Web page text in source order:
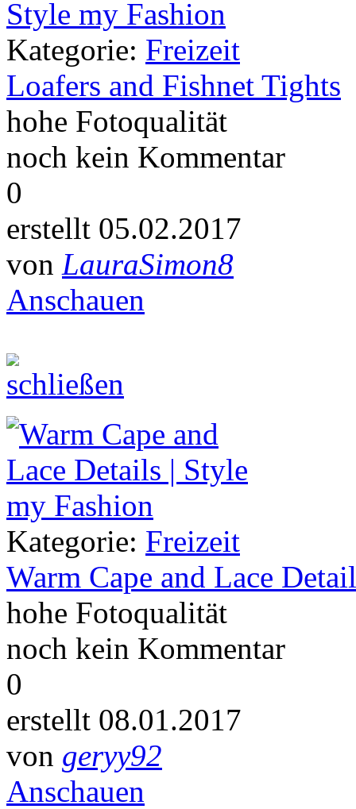
Kategorie: Freizeit
Loafers and Fishnet Tights
hohe Fotoqualität
noch kein Kommentar
0
erstellt 05.02.2017
von LauraSimon8
Anschauen
Kategorie: Freizeit
Warm Cape and Lace
hohe Fotoqualität
noch kein Kommentar
0
erstellt 08.01.2017
von geryy92
Anschauen